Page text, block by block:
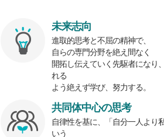
未来志向
進取的思考と不屈の精神で、
自らの専門分野を絶え間なく
開拓し伝えていく先駆者になり
れる
よう絶えず学び、努力する。
共同体中心の思考
自律性を基に、「自分一人より
いう